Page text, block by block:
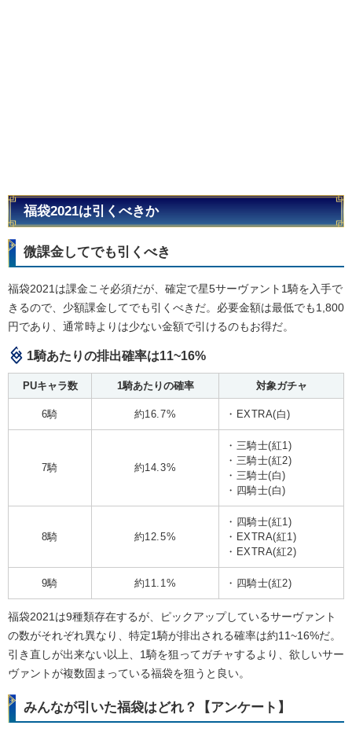
福袋2021は引くべきか
微課金してでも引くべき
福袋2021は課金こそ必須だが、確定で星5サーヴァント1騎を入手で
きるので、少額課金してでも引くべきだ。必要金額は最低でも1,800
円であり、通常時よりは少ない金額で引けるのもお得だ。
1騎あたりの排出確率は11~16%
PUキャラ数 1騎あたりの確率 対象ガチャ
6騎 約16.7% ・EXTRA(白)
7騎 約14.3%
・三騎士(紅1)
・三騎士(紅2)
・三騎士(白)
・四騎士(白)
8騎 約12.5%
・四騎士(紅1)
・EXTRA(紅1)
・EXTRA(紅2)
9騎 約11.1% ・四騎士(紅2)
福袋2021は9種類存在するが、ピックアップしているサーヴァント
の数がそれぞれ異なり、特定1騎が排出される確率は約11~16%だ。
引き直しが出来ない以上、1騎を狙ってガチャするより、欲しいサー
ヴァントが複数固まっている福袋を狙うと良い。
みんなが引いた福袋はどれ？【アンケート】